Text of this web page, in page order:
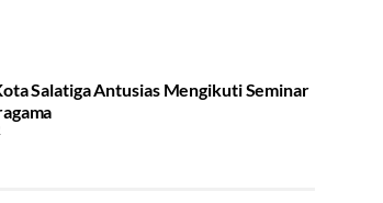
Salatiga Antusias Mengikuti Seminar